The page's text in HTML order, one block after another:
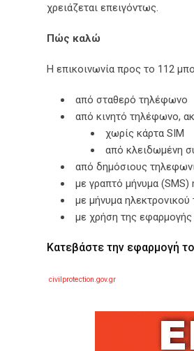
χρειάζεται επειγόντως.
Πώς καλώ
Η επικοινωνία προς το 112
από σταθερό τηλέφωνο
από κινητό τηλέφωνο,
χωρίς κάρτα SIM
από κλειδωμένη
από δημόσιους
με γραπτό μήνυμα
με μήνυμα
με χρήση της εφαρμογής
Κατεβάστε την εφαρμογή
civilprotection.gov.gr